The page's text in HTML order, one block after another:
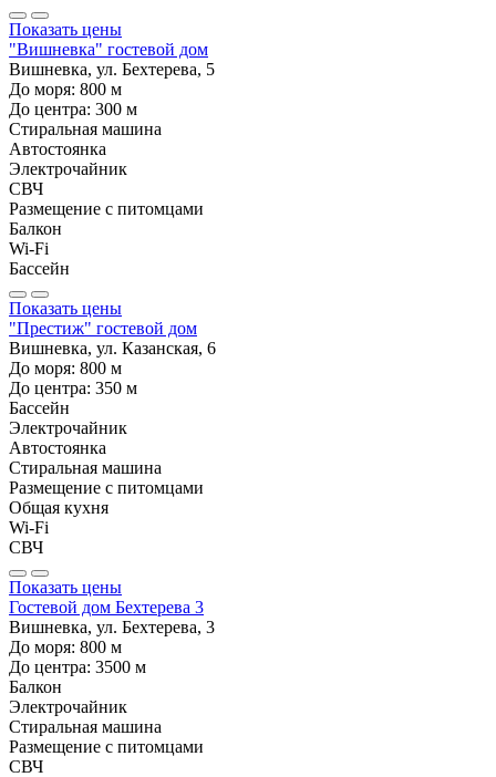
Показать цены
"Вишневка" гостевой дом
Вишневка, ул. Бехтерева, 5
До моря: 800 м
До центра: 300 м
Стиральная машина
Автостоянка
Электрочайник
СВЧ
Размещение с питомцами
Балкон
Wi-Fi
Бассейн
Показать цены
"Престиж" гостевой дом
Вишневка, ул. Казанская, 6
До моря: 800 м
До центра: 350 м
Бассейн
Электрочайник
Автостоянка
Стиральная машина
Размещение с питомцами
Общая кухня
Wi-Fi
СВЧ
Показать цены
Гостевой дом Бехтерева 3
Вишневка, ул. Бехтерева, 3
До моря: 800 м
До центра: 3500 м
Балкон
Электрочайник
Стиральная машина
Размещение с питомцами
СВЧ